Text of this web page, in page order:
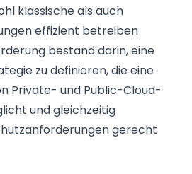
klassische als auch
effizient betreiben
bestand darin, eine
zu definieren, die eine
Private- und Public-Cloud-
und gleichzeitig
gerecht